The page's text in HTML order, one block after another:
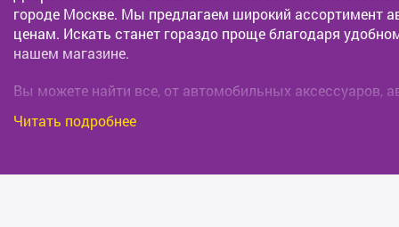
городе Москве. Мы предлагаем широкий ассортимент
ценам. Искать станет гораздо проще благодаря
нашем магазине.
Вы можете найти все, от автомобильных аксессуаров,
с производителями и поставщиками, поэтому можем
Читать подробнее